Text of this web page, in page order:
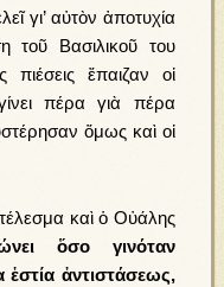
γι’ αὐτὸν ἀποτυχία
τοῦ Βασιλικοῦ του
ἔπαιζαν οἱ
πέρα γιὰ πέρα
ὅμως καὶ οἱ
καὶ ὁ Οὐάλης
ὅσο γινόταν
ἑστία ἀντιστάσεως,